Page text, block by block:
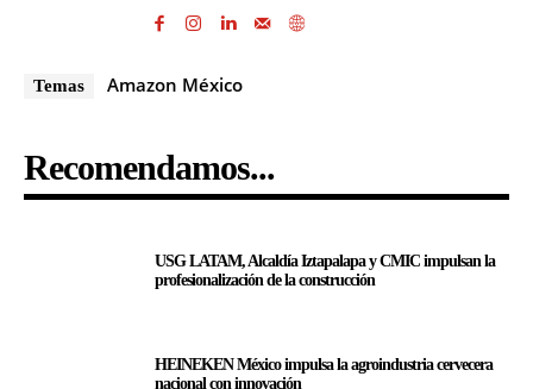
Temas Amazon México
Recomendamos...
USG LATAM, Alcaldía Iztapalapa y CMIC impulsan la
profesionalización de la construcción
HEINEKEN México impulsa la agroindustria cervecera
nacional con innovación